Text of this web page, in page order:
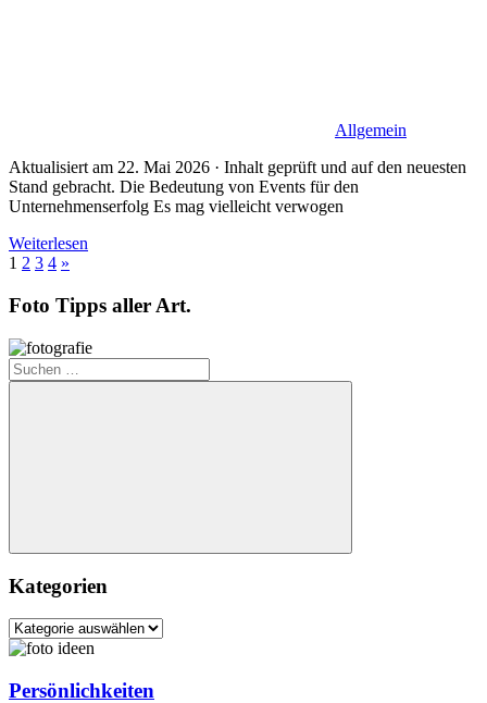
Allgemein
Aktualisiert am 22. Mai 2026 · Inhalt geprüft und auf den neuesten
Stand gebracht. Die Bedeutung von Events für den
Unternehmenserfolg Es mag vielleicht verwogen
Weiterlesen
Seitennummerierung
der
Beiträge
1 2 3 4 Nächste
»
Foto Tipps aller Art.
Suchen
nach:
Suchen
Kategorien
Kategorien
Persönlichkeiten